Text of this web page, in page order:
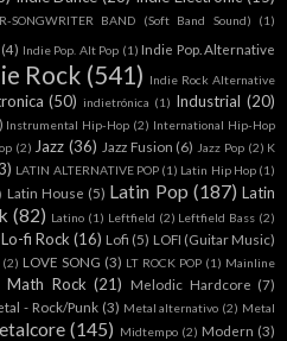
SONGWRITER BAND (Soft Band Sound) (1)
(4) Indie Pop. Alt Pop (1) Indie Pop. Alternative
Rock (541) Indie Rock Alternative
(50) indietrónica (1) Industrial (20)
Instrumental Hip-Hop (2) International Hip-Hop
(2) Jazz (36) Jazz Fusion (6) Jazz Pop (2) K
LATIN ALTERNATIVE POP (1) Latin Hip Hop (1)
Latin House (5) Latin Pop (187) Latin
(82) Latino (1) Leftfield (2) Leftfield Bass (2)
Lo-fi Rock (16) Lofi (5) LOFI (Guitar Music)
(2) LOVE SONG (3) LT ROCK POP (1) Mainline
Math Rock (21) Melodic Hardcore (7)
- Rock/Punk (3) Metal alternativo (2) Metal
(145) Midtempo (2) Modern (3)